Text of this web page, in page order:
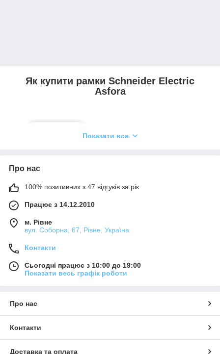
Як купити рамки Schneider Electric
Asfora
замовлення на сайті або по телефону
Показати все
Про нас
100% позитивних з 47 відгуків за рік
Працює з 14.12.2010
м. Рівне
вул. Соборна, 67, Рівне, Україна
Контакти
Сьогодні працює з 10:00 до 19:00
Показати весь графік роботи
Про нас
Контакти
Доставка та оплата